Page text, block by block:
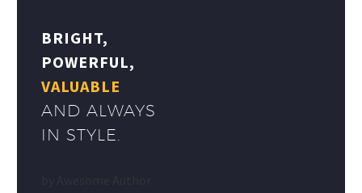
BRIGHT,
POWERFUL,
VALUABLE
AND ALWAYS
IN STYLE.